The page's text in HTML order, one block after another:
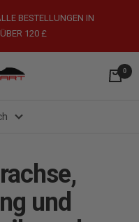
BESTELLUNGEN IN
120 £
0
und